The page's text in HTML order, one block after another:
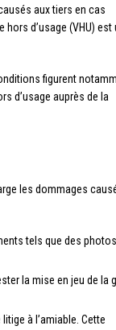
aux tiers en cas
hors d’usage (VHU) est
figurent
d’usage auprès de la
les dommages
tels que des
la mise en jeu de la
à l’amiable. Cette